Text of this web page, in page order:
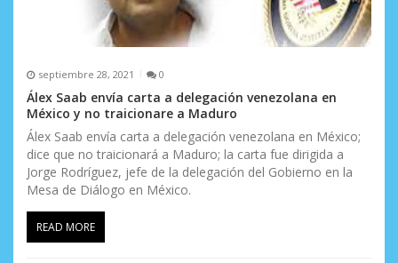
a
s
septiembre 28, 2021 0
Álex Saab envía carta a delegación venezolana en
México y no traicionare a Maduro
Álex Saab envía carta a delegación venezolana en México;
dice que no traicionará a Maduro; la carta fue dirigida a
Jorge Rodríguez, jefe de la delegación del Gobierno en la
Mesa de Diálogo en México.
READ MORE